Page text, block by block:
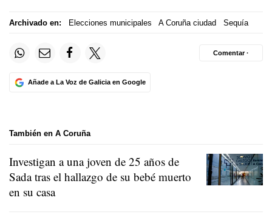
Archivado en: Elecciones municipales A Coruña ciudad Sequía
Añade a La Voz de Galicia en Google
Comentar ·
También en A Coruña
Investigan a una joven de 25 años de
Sada tras el hallazgo de su bebé muerto
en su casa